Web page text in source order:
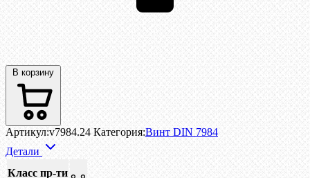
В корзину
Артикул:v7984.24 Категория:Винт DIN 7984
Детали
Класс пр-ти